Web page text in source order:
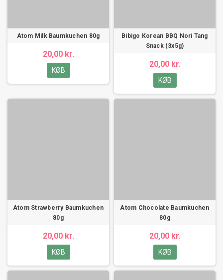
Atom Milk Baumkuchen 80g
20,00 kr.
KØB
Bibigo Korean BBQ Nori Tang
Snack (3x5g)
20,00 kr.
KØB
Atom Strawberry Baumkuchen
80g
20,00 kr.
KØB
Atom Chocolate Baumkuchen
80g
20,00 kr.
KØB